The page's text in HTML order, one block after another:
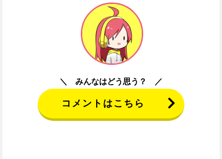
みんなはどう思う？
コメントはこちら